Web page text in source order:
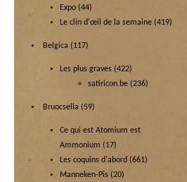
Expo (44)
Le clin d'œil de la semaine (419)
Belgica (117)
Les plus graves (422)
satiricon.be (236)
Bruocsella (59)
Ce qui est Atomium est
Ammonium (17)
Les coquins d'abord (661)
Manneken-Pis (20)